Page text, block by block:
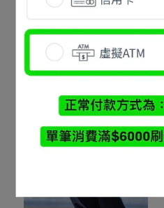
Shadow by Unbent Thick
Soled Suede Slippers
NT$1,680NT$2,080
加入購物車